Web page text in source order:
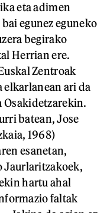
eta adimen
egunez eguneko
begirako
Herrian ere.
Zentroak
elkarlanean ari da
batean, Jose
1968)
esanetan,
Jaurlaritzakoek,
hartu ahal
faltak